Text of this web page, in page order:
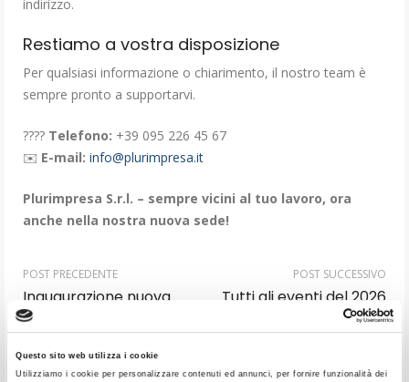
Questo sito web utilizza i cookie
Utilizziamo i cookie per personalizzare contenuti ed annunci, per fornire funzionalità dei
indirizzo.
Restiamo a vostra disposizione
Per qualsiasi informazione o chiarimento, il nostro team è
sempre pronto a supportarvi.
???? Telefono: +39 095 226 45 67
✉️ E-mail: info@plurimpresa.it
Plurimpresa S.r.l. – sempre vicini al tuo lavoro, ora
anche nella nostra nuova sede!
POST PRECEDENTE
Inaugurazione nuova
sede di Plurimpresa e
Curina
POST SUCCESSIVO
Tutti gli eventi del 2026
in collaborazione con
ROI GROUP